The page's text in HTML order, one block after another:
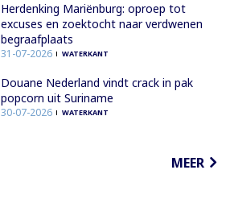
Herdenking Mariënburg: oproep tot
excuses en zoektocht naar verdwenen
begraafplaats
31-07-2026 WATERKANT
Douane Nederland vindt crack in pak
popcorn uit Suriname
30-07-2026 WATERKANT
MEER